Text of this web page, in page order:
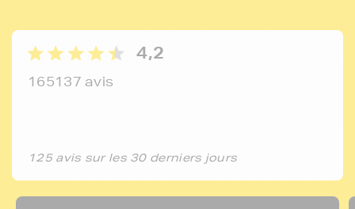
4,2
165137 avis
125 avis sur les 30 derniers jours